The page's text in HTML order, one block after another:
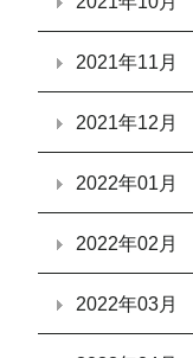
2021年11月
2021年12月
2022年01月
2022年02月
2022年03月